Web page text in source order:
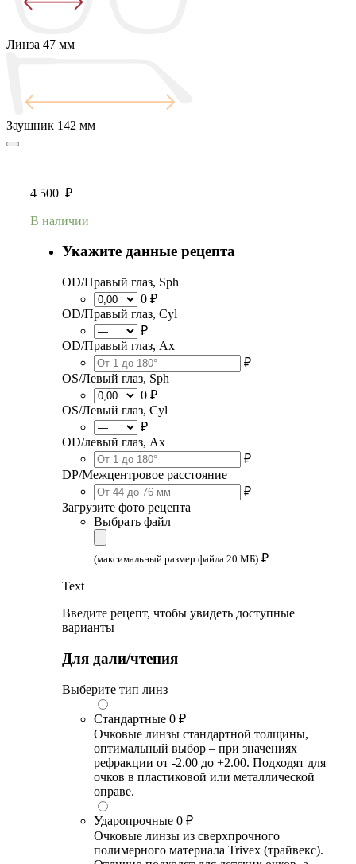
Линза 47 мм
Заушник 142 мм
4 500 ₽
В наличии
Укажите данные рецепта
OD/Правый глаз, Sph
0 ₽
OD/Правый глаз, Cyl
₽
OD/Правый глаз, Ax
₽
OS/Левый глаз, Sph
0 ₽
OS/Левый глаз, Cyl
₽
OD/левый глаз, Ax
₽
DP/Межцентровое расстояние
₽
Загрузите фото рецепта
Выбрать файл
(максимальный размер файла 20 МБ) ₽
Text
Введите рецепт, чтобы увидеть доступные
варианты
Для дали/чтения
Выберите тип линз
Стандартные 0 ₽
Очковые линзы стандартной толщины,
оптимальный выбор – при значениях
рефракции от -2.00 до +2.00. Подходят для
очков в пластиковой или металлической
оправе.
Ударопрочные 0 ₽
Очковые линзы из сверхпрочного
полимерного материала Trivex (трайвекс).